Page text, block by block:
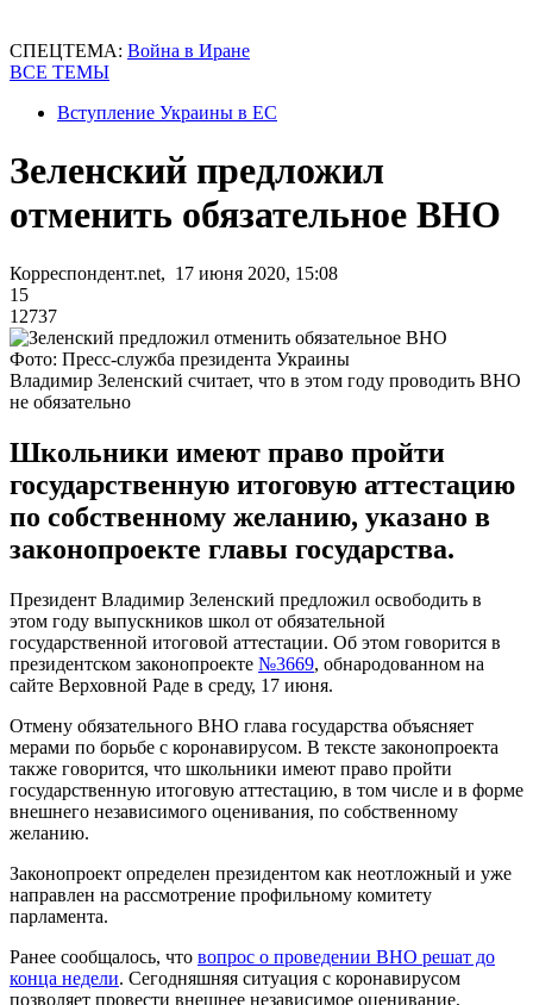
СПЕЦТЕМА: Война в Иране
ВСЕ ТЕМЫ
Вступление Украины в ЕС
Зеленский предложил
отменить обязательное ВНО
Корреспондент.net, 17 июня 2020, 15:08
15
12737
Фото: Пресс-служба президента Украины
Владимир Зеленский считает, что в этом году проводить ВНО
не обязательно
Школьники имеют право пройти
государственную итоговую аттестацию
по собственному желанию, указано в
законопроекте главы государства.
Президент Владимир Зеленский предложил освободить в
этом году выпускников школ от обязательной
государственной итоговой аттестации. Об этом говорится в
президентском законопроекте №3669, обнародованном на
сайте Верховной Раде в среду, 17 июня.
Отмену обязательного ВНО глава государства объясняет
мерами по борьбе с коронавирусом. В тексте законопроекта
также говорится, что школьники имеют право пройти
государственную итоговую аттестацию, в том числе и в форме
внешнего независимого оценивания, по собственному
желанию.
Законопроект определен президентом как неотложный и уже
направлен на рассмотрение профильному комитету
парламента.
Ранее сообщалось, что вопрос о проведении ВНО решат до
конца недели. Сегодняшняя ситуация с коронавирусом
позволяет провести внешнее независимое оценивание,